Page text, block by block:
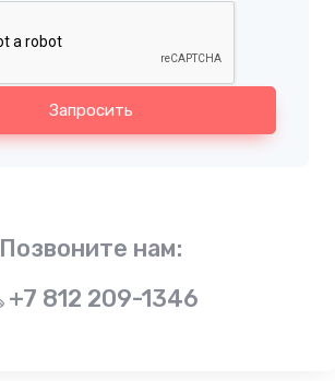
Запросить
Позвоните нам:
+7 812 209-1346